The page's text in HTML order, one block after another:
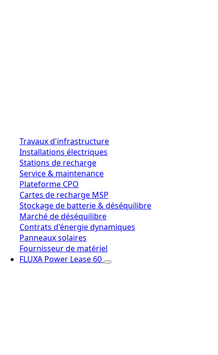
Travaux d'infrastructure
Installations électriques
Stations de recharge
Service & maintenance
Plateforme CPO
Cartes de recharge MSP
Stockage de batterie & déséquilibre
Marché de déséquilibre
Contrats d'énergie dynamiques
Panneaux solaires
Fournisseur de matériel
FLUXA Power Lease 60